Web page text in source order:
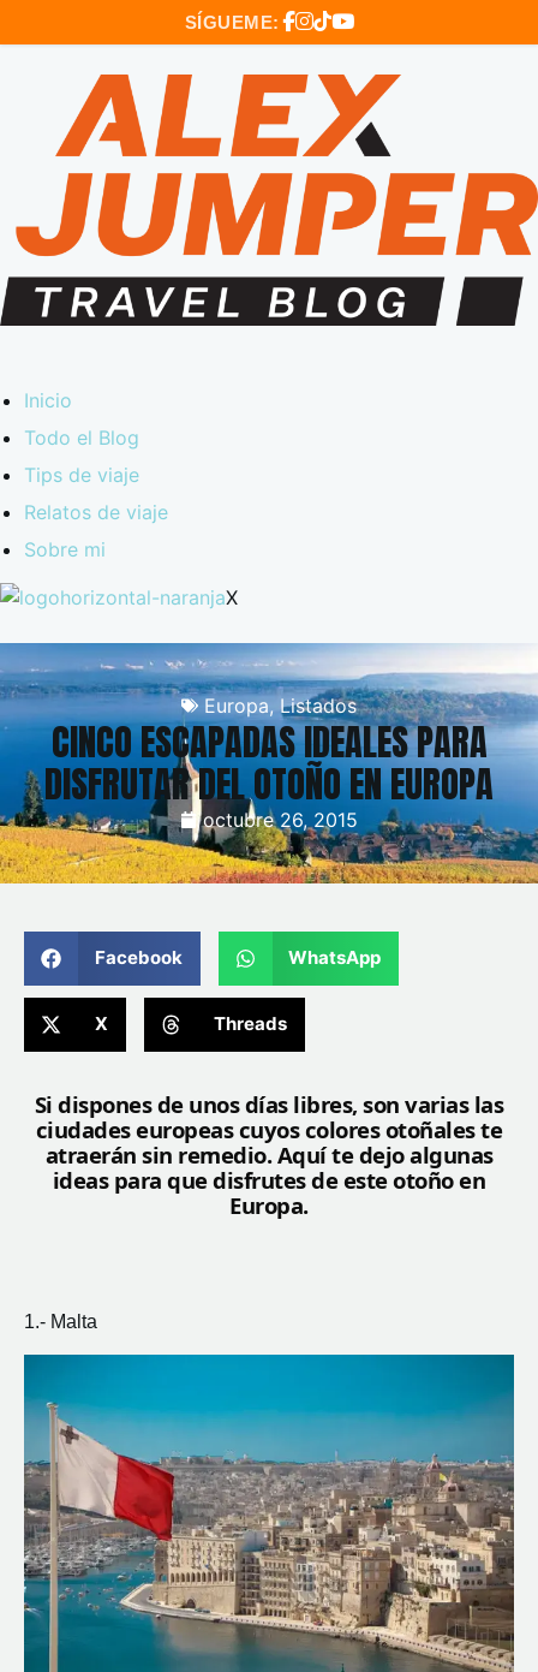
SÍGUEME:
Inicio
Todo el Blog
Tips de viaje
Relatos de viaje
Sobre mi
X
Europa, Listados
CINCO ESCAPADAS IDEALES PARA
DISFRUTAR DEL OTOÑO EN EUROPA
octubre 26, 2015
Facebook WhatsApp
X Threads
Si dispones de unos días libres, son varias las
ciudades europeas cuyos colores otoñales te
atraerán sin remedio. Aquí te dejo algunas
ideas para que disfrutes de este otoño en
Europa.
1.- Malta